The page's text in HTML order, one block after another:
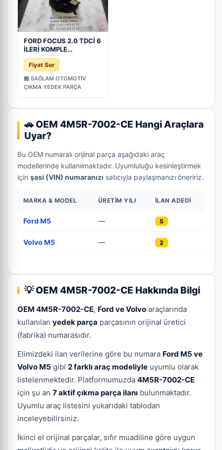
FORD FOCUS 2.0 TDCİ 6
İLERİ KOMPLE
ŞANZIMAN 4M5R-
7002-CE
Fiyat Sor
🏪 SAĞLAM OTOMOTİV
ÇIKMA YEDEK PARÇA
🚗 OEM 4M5R-7002-CE Hangi Araçlara
Uyar?
Bu OEM numaralı orijinal parça aşağıdaki araç
modellerinde kullanılmaktadır. Uyumluluğu kesinleştirmek
için şasi (VIN) numaranızı satıcıyla paylaşmanızı öneririz.
MARKA & MODEL ÜRETIM YILI İLAN ADEDI
Ford M5 — 5
Volvo M5 — 2
💡 OEM 4M5R-7002-CE Hakkında Bilgi
OEM 4M5R-7002-CE, Ford ve Volvo araçlarında
kullanılan yedek parça parçasının orijinal üretici
(fabrika) numarasıdır.
Elimizdeki ilan verilerine göre bu numara Ford M5 ve
Volvo M5 gibi 2 farklı araç modeliyle uyumlu olarak
listelenmektedir. Platformumuzda 4M5R-7002-CE
için şu an 7 aktif çıkma parça ilanı bulunmaktadır.
Uyumlu araç listesini yukarıdaki tablodan
inceleyebilirsiniz.
İkinci el orijinal parçalar, sıfır muadiline göre uygun